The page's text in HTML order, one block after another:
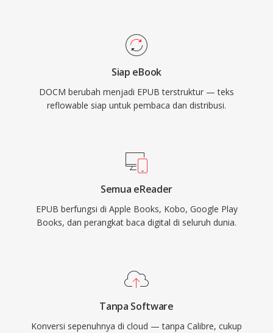
Siap eBook
DOCM berubah menjadi EPUB terstruktur — teks
reflowable siap untuk pembaca dan distribusi.
Semua eReader
EPUB berfungsi di Apple Books, Kobo, Google Play
Books, dan perangkat baca digital di seluruh dunia.
Tanpa Software
Konversi sepenuhnya di cloud — tanpa Calibre, cukup